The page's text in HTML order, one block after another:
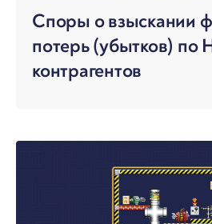
Споры о взыскании
потерь (убытков) по
контрагентов